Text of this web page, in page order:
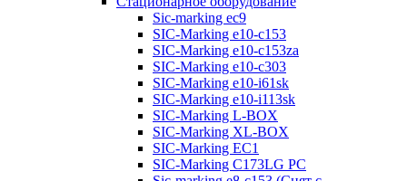
Sic-marking ec9
SIC-Marking e10-c153
SIC-Marking e10-c153za
SIC-Marking e10-c303
SIC-Marking e10-i61sk
SIC-Marking e10-i113sk
SIC-Marking L-BOX
SIC-Marking XL-BOX
SIC-Marking EC1
SIC-Marking C173LG PC